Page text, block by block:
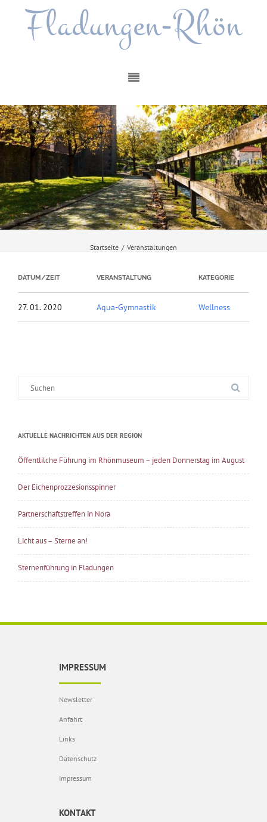
Fladungen-Rhön
Startseite / Veranstaltungen
DATUM/ZEIT VERANSTALTUNG KATEGORIE
27. 01. 2020 Aqua-Gymnastik Wellness
AKTUELLE NACHRICHTEN AUS DER REGION
Öffentlilche Führung im Rhönmuseum – jeden Donnerstag im August
Der Eichenprozzesionsspinner
Partnerschaftstreffen in Nora
Licht aus – Sterne an!
Sternenführung in Fladungen
IMPRESSUM
Newsletter
Anfahrt
Links
Datenschutz
Impressum
KONTAKT